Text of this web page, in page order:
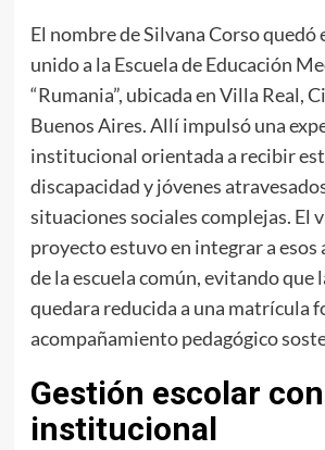
El nombre de Silvana Corso quedó
unido a la Escuela de Educación
“Rumania”, ubicada en Villa Real,
Buenos Aires. Allí impulsó una
institucional orientada a recibir
discapacidad y jóvenes
situaciones sociales complejas. El
proyecto estuvo en integrar a
de la escuela común, evitando que
quedara reducida a una matrícula
acompañamiento pedagógico
Gestión escolar
institucional